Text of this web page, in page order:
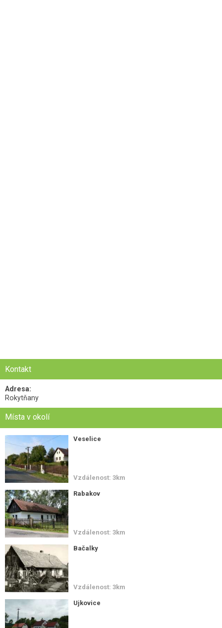
Kontakt
Adresa:
Rokytňany
Místa v okolí
Veselice
Vzdálenost: 3km
Rabakov
Vzdálenost: 3km
Bačalky
Vzdálenost: 3km
Ujkovice